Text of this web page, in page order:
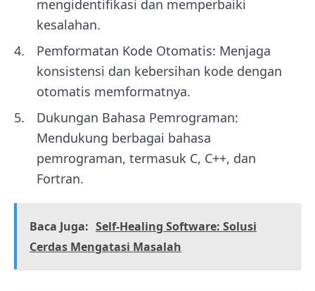
mengidentifikasi dan memperbaiki
kesalahan.
Pemformatan Kode Otomatis: Menjaga
konsistensi dan kebersihan kode dengan
otomatis memformatnya.
Dukungan Bahasa Pemrograman:
Mendukung berbagai bahasa
pemrograman, termasuk C, C++, dan
Fortran.
Baca Juga: Self-Healing Software: Solusi
Cerdas Mengatasi Masalah